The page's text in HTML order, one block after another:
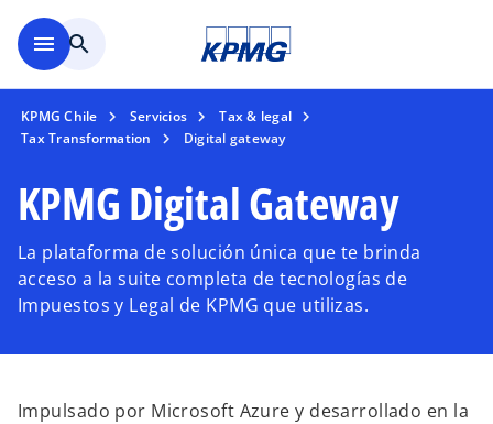
menu search
KPMG Chile Servicios
Tax & legal
Tax Transformation
Digital gateway
KPMG Digital Gateway
La plataforma de solución única que te brinda
acceso a la suite completa de tecnologías de
Impuestos y Legal de KPMG que utilizas.
Impulsado por Microsoft Azure y desarrollado en la